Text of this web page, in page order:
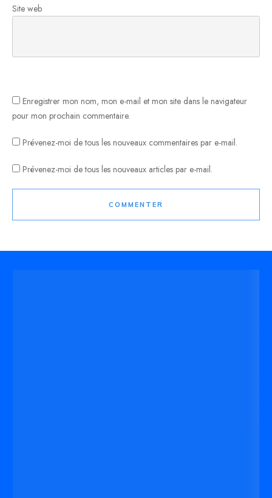
Site web
Enregistrer mon nom, mon e-mail et mon site dans le navigateur
pour mon prochain commentaire.
Prévenez-moi de tous les nouveaux commentaires par e-mail.
Prévenez-moi de tous les nouveaux articles par e-mail.
COMMENTER